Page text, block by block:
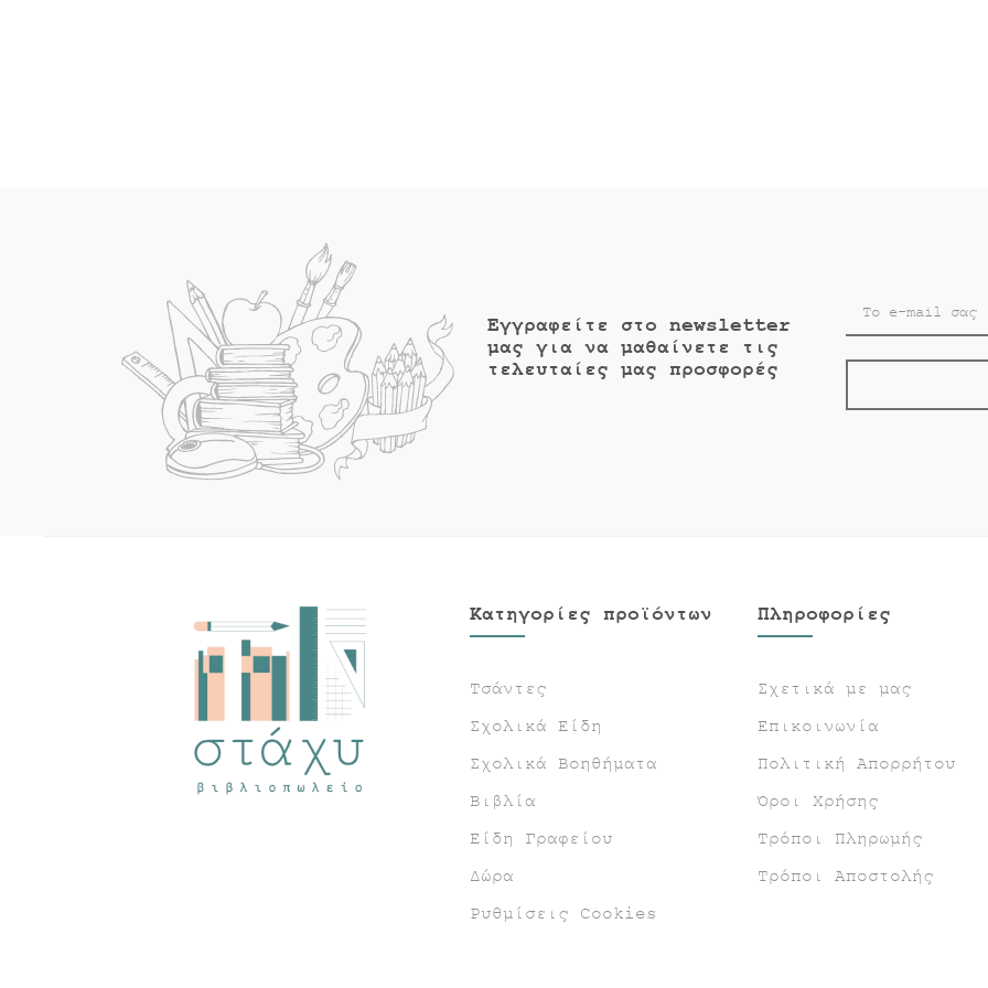
Εγγραφείτε στο newsletter
μας για να μαθαίνετε τις
τελευταίες μας προσφορές
Κατηγορίες προϊόντων
Τσάντες
Σχολικά Είδη
Σχολικά Βοηθήματα
Βιβλία
Είδη Γραφείου
Δώρα
Ρυθμίσεις Cookies
Πληροφορίες
Σχετικά με μας
Επικοινωνία
Πολιτική Απορρήτου
Όροι Χρήσης
Τρόποι Πληρωμής
Τρόποι Αποστολής